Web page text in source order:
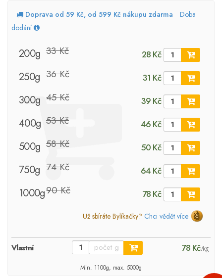
Doprava od 59 Kč, od 599 Kč nákupu zdarma
Doba
dodání
200g 33 Kč 28 Kč
250g 36 Kč 31 Kč
300g 45 Kč 39 Kč
400g 53 Kč 46 Kč
500g 58 Kč 50 Kč
750g 74 Kč 64 Kč
1000g90 Kč 78 Kč
Už sbíráte Bylíkačky? Chci vědět více
Vlastní 78 Kč/kg
Min. 1100g, max. 5000g